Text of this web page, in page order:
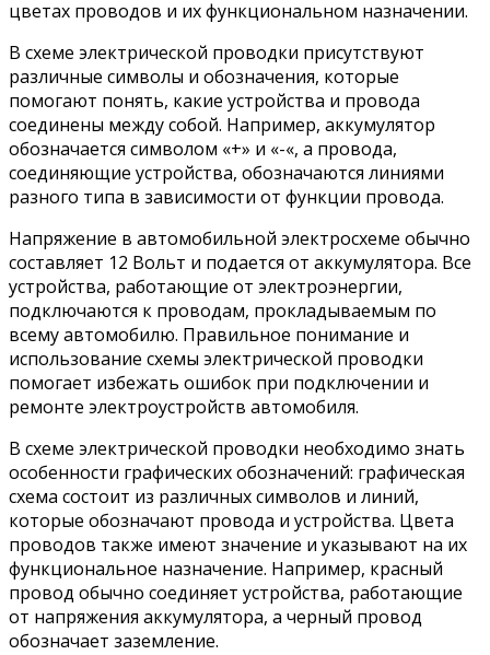
цветах проводов и их функциональном назначении.
В схеме электрической проводки присутствуют
различные символы и обозначения, которые
помогают понять, какие устройства и провода
соединены между собой. Например, аккумулятор
обозначается символом «+» и «-«, а провода,
соединяющие устройства, обозначаются линиями
разного типа в зависимости от функции провода.
Напряжение в автомобильной электросхеме обычно
составляет 12 Вольт и подается от аккумулятора. Все
устройства, работающие от электроэнергии,
подключаются к проводам, прокладываемым по
всему автомобилю. Правильное понимание и
использование схемы электрической проводки
помогает избежать ошибок при подключении и
ремонте электроустройств автомобиля.
В схеме электрической проводки необходимо знать
особенности графических обозначений: графическая
схема состоит из различных символов и линий,
которые обозначают провода и устройства. Цвета
проводов также имеют значение и указывают на их
функциональное назначение. Например, красный
провод обычно соединяет устройства, работающие
от напряжения аккумулятора, а черный провод
обозначает заземление.